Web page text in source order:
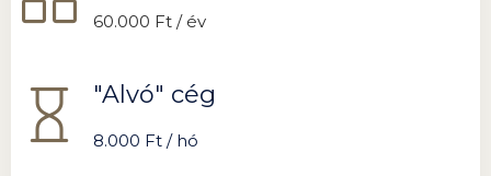
60.000 Ft / év
"Alvó" cég
8.000 Ft / hó